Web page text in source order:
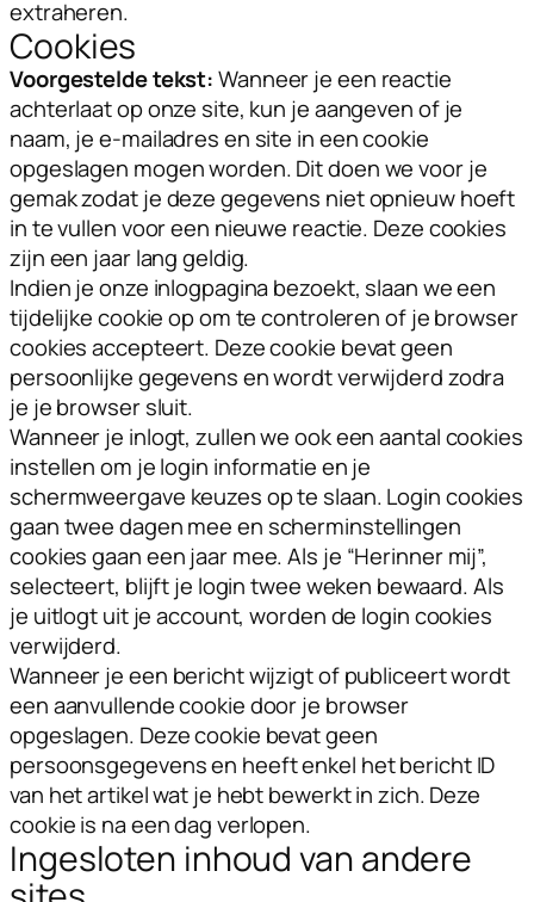
extraheren.
Cookies
Voorgestelde tekst:Wanneer je een reactie
achterlaat op onze site, kun je aangeven of je
naam, je e-mailadres en site in een cookie
opgeslagen mogen worden. Dit doen we voor je
gemak zodat je deze gegevens niet opnieuw hoeft
in te vullen voor een nieuwe reactie. Deze cookies
zijn een jaar lang geldig.
Indien je onze inlogpagina bezoekt, slaan we een
tijdelijke cookie op om te controleren of je browser
cookies accepteert. Deze cookie bevat geen
persoonlijke gegevens en wordt verwijderd zodra
je je browser sluit.
Wanneer je inlogt, zullen we ook een aantal cookies
instellen om je login informatie en je
schermweergave keuzes op te slaan. Login cookies
gaan twee dagen mee en scherminstellingen
cookies gaan een jaar mee. Als je “Herinner mij”,
selecteert, blijft je login twee weken bewaard. Als
je uitlogt uit je account, worden de login cookies
verwijderd.
Wanneer je een bericht wijzigt of publiceert wordt
een aanvullende cookie door je browser
opgeslagen. Deze cookie bevat geen
persoonsgegevens en heeft enkel het bericht ID
van het artikel wat je hebt bewerkt in zich. Deze
cookie is na een dag verlopen.
Ingesloten inhoud van andere